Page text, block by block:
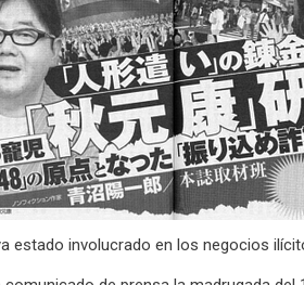
estado involucrado en los negocios